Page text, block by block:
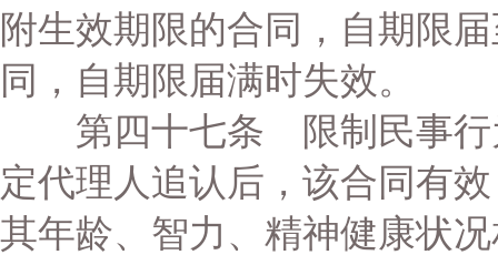
附生效期限的合同，自期限
同，自期限届满时失效。
第四十七条 限制民事行
定代理人追认后，该合同有
其年龄、智力、精神健康状